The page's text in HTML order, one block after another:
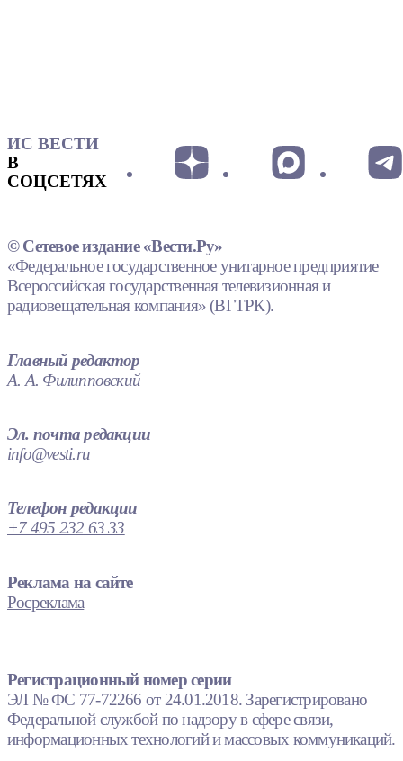
ИС ВЕСТИ
В
СОЦСЕТЯХ
© Сетевое издание «Вести.Ру»
«Федеральное государственное унитарное предприятие
Всероссийская государственная телевизионная и
радиовещательная компания» (ВГТРК).
Главный редактор
А. А. Филипповский
Эл. почта редакции
info@vesti.ru
Телефон редакции
+7 495 232 63 33
Реклама на сайте
Росреклама
Регистрационный номер серии
ЭЛ № ФС 77-72266 от 24.01.2018. Зарегистрировано
Федеральной службой по надзору в сфере связи,
информационных технологий и массовых коммуникаций.